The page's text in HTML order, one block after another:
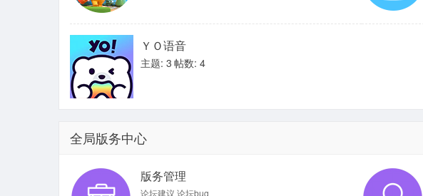
ＹＯ语音
主题: 3 帖数: 4
全局版务中心
版务管理
论坛建议 论坛bug